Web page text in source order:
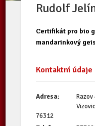
Rudolf
Certifikát pro bio
mandarinkový
Kontaktní údaje
Adresa:
Razov
76312